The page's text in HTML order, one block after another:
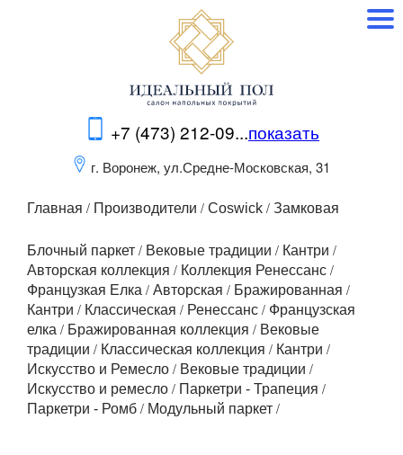
+7 (473) 212-09...показать
г. Воронеж, ул.Средне-Московская, 31
Главная / Производители / Coswick / Замковая
Блочный паркет / Вековые традиции / Кантри /
Авторская коллекция / Коллекция Ренессанс /
Французкая Елка / Авторская / Бражированная /
Кантри / Классическая / Ренессанс / Французская
елка / Бражированная коллекция / Вековые
традиции / Классическая коллекция / Кантри /
Искусство и Ремесло / Вековые традиции /
Искусство и ремесло / Паркетри - Трапеция /
Паркетри - Ромб / Модульный паркет /